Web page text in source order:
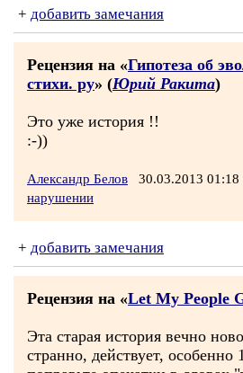
+ добавить замечания
Рецензия на «Гипотеза об
стихи. ру» (Юрий Ракита)
Это уже история !!
:-))
Александр Белов 30.03.2013 01:18
нарушении
+ добавить замечания
Рецензия на «Let My People
Эта старая история вечно
странно, действует, особенно